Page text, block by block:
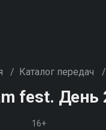
/ Каталог передач /
fest. День
16+